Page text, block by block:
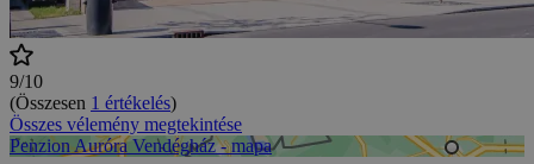
9/10
(Összesen 1 értékelés)
Összes vélemény megtekintése
Penzion Auróra Vendégház - mapa